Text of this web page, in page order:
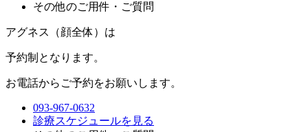
その他のご用件・ご質問
アグネス（顔全体）は
予約制 となります。
お電話からご予約をお願いします。
093-967-0632
診療スケジュールを見る